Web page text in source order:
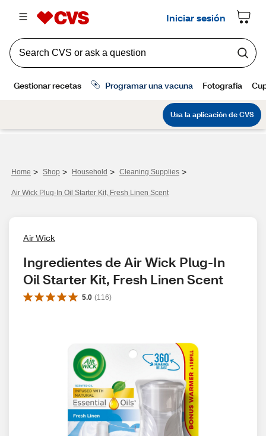
Home > Shop > Household > Cleaning Supplies >
Air Wick Plug-In Oil Starter Kit, Fresh Linen Scent
Air Wick
Ingredientes de Air Wick Plug-In
Oil Starter Kit, Fresh Linen Scent
5.0 (116)